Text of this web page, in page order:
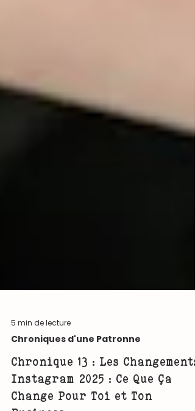
5 min de lecture
Chroniques d'une Patronne
Chronique 13 : Les Changements